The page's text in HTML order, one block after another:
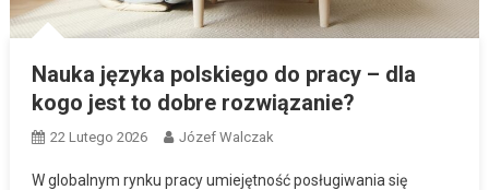
Nauka języka polskiego do pracy – dla
kogo jest to dobre rozwiązanie?
22 Lutego 2026 Józef Walczak
W globalnym rynku pracy umiejętność posługiwania się